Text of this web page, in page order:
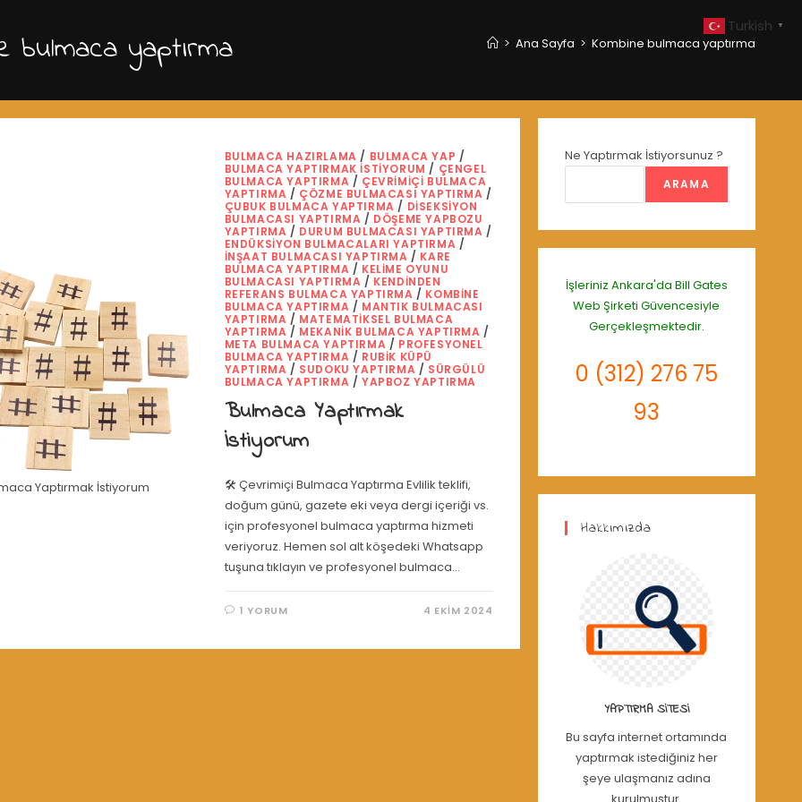
bulmaca yaptırma > Ana Sayfa > Kombine bulmaca yaptırma
Yaptırmak İstiyorum
BULMACA HAZIRLAMA / BULMACA YAP /
BULMACA YAPTIRMAK İSTIYORUM / ÇENGEL
BULMACA YAPTIRMA / ÇEVRIMIÇI BULMACA
YAPTIRMA / ÇÖZME BULMACASI YAPTIRMA /
ÇUBUK BULMACA YAPTIRMA / DISEKSIYON
BULMACASI YAPTIRMA / DÖŞEME YAPBOZU
YAPTIRMA / DURUM BULMACASI YAPTIRMA /
ENDÜKSIYON BULMACALARI YAPTIRMA /
İNŞAAT BULMACASI YAPTIRMA / KARE
BULMACA YAPTIRMA / KELIME OYUNU
BULMACASI YAPTIRMA / KENDINDEN
REFERANS BULMACA YAPTIRMA / KOMBINE
BULMACA YAPTIRMA / MANTIK BULMACASI
YAPTIRMA / MATEMATIKSEL BULMACA
YAPTIRMA / MEKANIK BULMACA YAPTIRMA /
META BULMACA YAPTIRMA / PROFESYONEL
BULMACA YAPTIRMA / RUBIK KÜPÜ
YAPTIRMA / SUDOKU YAPTIRMA / SÜRGÜLÜ
BULMACA YAPTIRMA /YAPBOZ YAPTIRMA
Bulmaca Yaptırmak
İstiyorum
🛠️ Çevrimiçi Bulmaca Yaptırma Evlilik teklifi,
doğum günü, gazete eki veya dergi içeriği vs.
için profesyonel bulmaca yaptırma hizmeti
veriyoruz. Hemen sol alt köşedeki Whatsapp
tuşuna tıklayın ve profesyonel bulmaca…
1 YORUM 4 EKIM 2024
Ne Yaptırmak İstiyorsunuz ?
ARAMA
İşleriniz Ankara'da Bill Gates
Web Şirketi Güvencesiyle
Gerçekleşmektedir.
0 (312) 276 75
93
Hakkımızda
YAPTIRMA SITESI
Bu sayfa internet ortamında
yaptırmak istediğiniz her
şeye ulaşmanız adına
Turkish ▼